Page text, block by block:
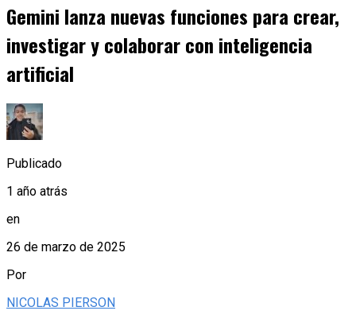
Gemini lanza nuevas funciones para crear,
investigar y colaborar con inteligencia
artificial
Publicado
1 año atrás
en
26 de marzo de 2025
Por
NICOLAS PIERSON